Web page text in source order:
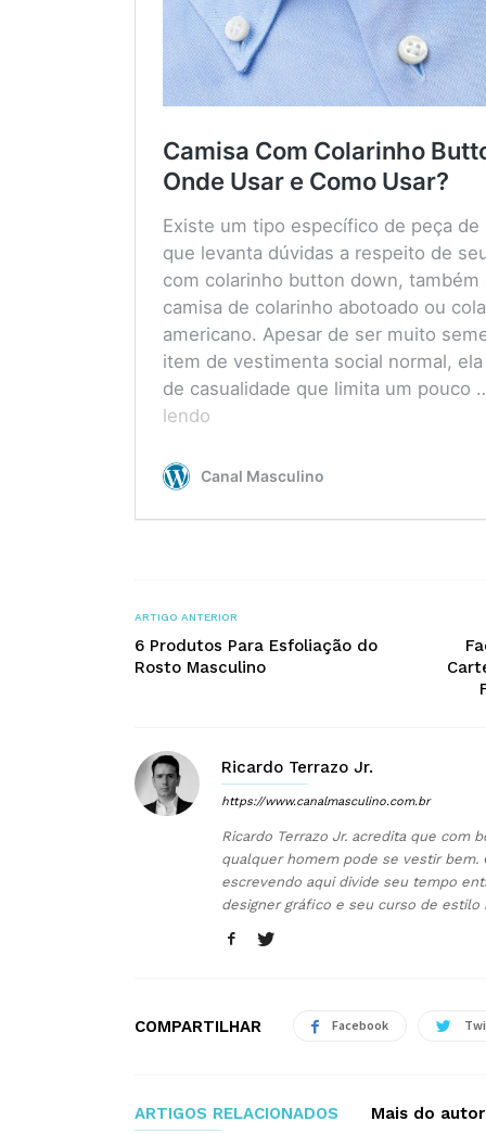
ARTIGO ANTERIOR
6 Produtos Para Esfoliação do
Rosto Masculino
Ricardo Terrazo Jr.
https://www.canalmasculino.com.br
Ricardo Terrazo Jr. acredita que com
qualquer homem pode se vestir bem.
escrevendo aqui divide seu tempo
designer gráfico e seu curso de estilo
COMPARTILHAR Facebook
ARTIGOS RELACIONADOS Mais do autor